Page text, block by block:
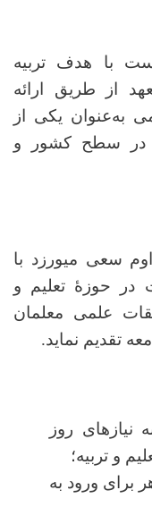
با هدف تربیه
از طریق ارائه
به‌عنوان یکی از
در سطح کشور و
سعی می­ورزد با
در حوزۀ تعلیم و
علمی معلمان
تقدیم نماید.
نیازهای روز
و تربیه؛
برای ورود به